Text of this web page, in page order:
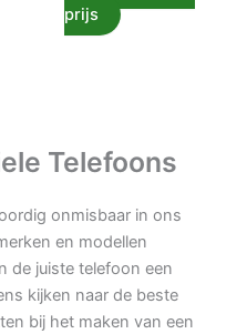
prijs
Telefoons
onmisbaar in ons
en modellen
de juiste telefoon een
kijken naar de beste
bij het maken van een